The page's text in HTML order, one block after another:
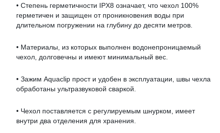
• Степень герметичности IPX8 означает, что чехол 100%
герметичен и защищен от проникновения воды при
длительном погружении на глубину до десяти метров.
• Материалы, из которых выполнен водонепроницаемый
чехол, долговечны и имеют минимальный вес.
• Зажим Aquaclip прост и удобен в эксплуатации, швы чехла
обработаны ультразвуковой сваркой.
• Чехол поставляется с регулируемым шнурком, имеет
внутри два отделения для хранения.